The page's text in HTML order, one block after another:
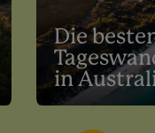
Die
in